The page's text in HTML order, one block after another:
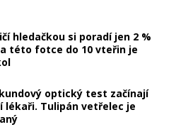
hledačkou si poradí jen 2 %
této fotce do 10 vteřin je
optický test začínají
lékaři. Tulipán vetřelec je